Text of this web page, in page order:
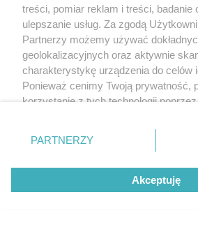
treści, pomiar reklam i treści, badanie
ulepszanie usług. Za zgodą
Partnerzy możemy używać
geolokalizacyjnych oraz aktywnie
charakterystykę urządzenia do celów
Ponieważ cenimy Twoją prywatność,
korzystanie z tych technologii
zmienić/wycofać klikając przycisk
znajdujący się w lewym dolnym rogu
rodzaje przetwarzania danych nie
użytkownika, ale masz prawo
przetwarzaniu. Preferencje będą
PARTNERZY
Akceptuję